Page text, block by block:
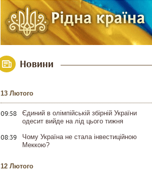
Новини
13 Лютого
09:58
Єдиний в олімпійській збірній України
одесит вийде на лід цього тижня
08:39
Чому Україна не стала інвестиційною
Меккою?
12 Лютого